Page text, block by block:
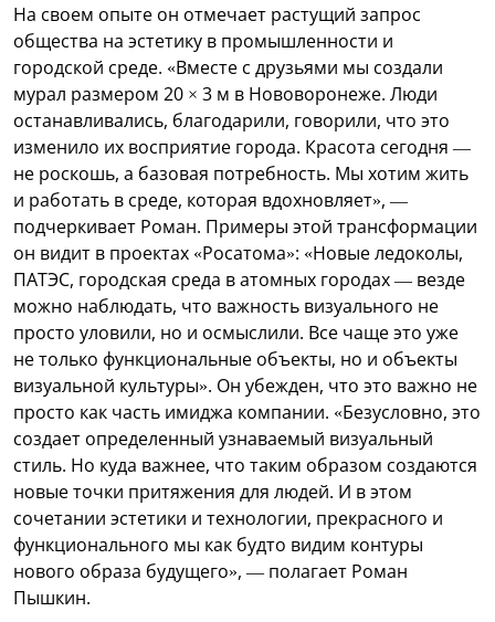
На своем опыте он отмечает растущий запрос
общества на эстетику в промышленности и
городской среде. «Вместе с друзьями мы создали
мурал размером 20 × 3 м в Нововоронеже. Люди
останавливались, благодарили, говорили, что это
изменило их восприятие города. Красота сегодня —
не роскошь, а базовая потребность. Мы хотим жить
и работать в среде, которая вдохновляет», —
подчеркивает Роман. Примеры этой трансформации
он видит в проектах «Росатома»: «Новые ледоколы,
ПАТЭС, городская среда в атомных городах — везде
можно наблюдать, что важность визуального не
просто уловили, но и осмыслили. Все чаще это уже
не только функциональные объекты, но и объекты
визуальной культуры». Он убежден, что это важно не
просто как часть имиджа компании. «Безусловно, это
создает определенный узнаваемый визуальный
стиль. Но куда важнее, что таким образом создаются
новые точки притяжения для людей. И в этом
сочетании эстетики и технологии, прекрасного и
функционального мы как будто видим контуры
нового образа будущего», — полагает Роман
Пышкин.